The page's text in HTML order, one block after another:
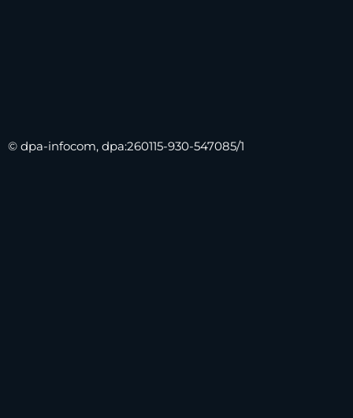
© dpa-infocom, dpa:260115-930-547085/1